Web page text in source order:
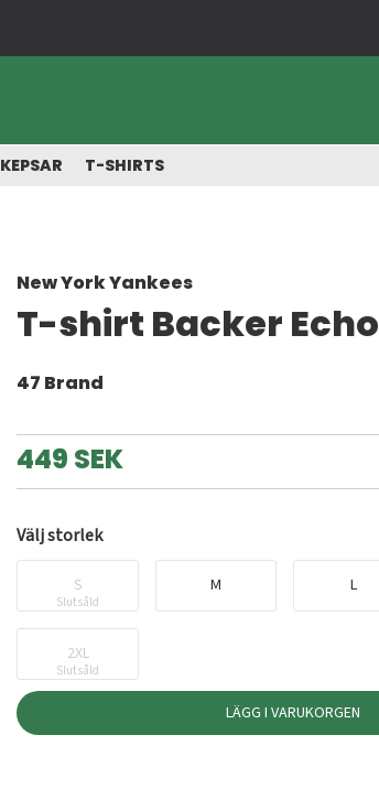
KEPSAR T-SHIRTS
New York Yankees
T-shirt Backer Echo
47 Brand
449 SEK
Välj storlek
S
Slutsåld
M L
2XL
Slutsåld
LÄGG I VARUKORGEN